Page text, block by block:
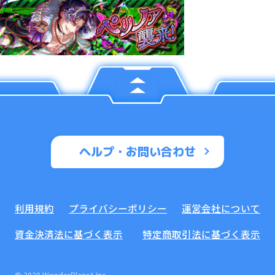
ヘルプ・お問い合わせ
利用規約 プライバシーポリシー
運営会社について
資金決済法に基づく表示
特定商取引法に基づく表示